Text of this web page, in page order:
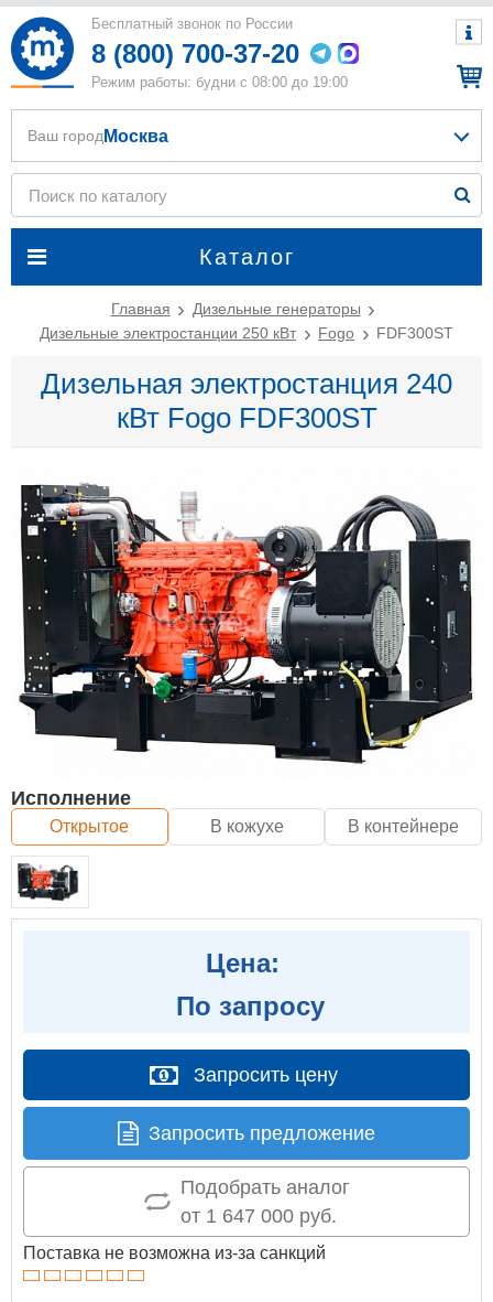
Бесплатный звонок по России
8 (800) 700-37-20
Режим работы: будни с 08:00 до 19:00
Каталог
Ваш город Москва
Главная
Дизельные генераторы
Дизельные электростанции 250 кВт
Fogo FDF300ST
Дизельная электростанция 240
кВт Fogo FDF300ST
Исполнение
Открытое В кожухе В контейнере
Цена:
По запросу
Запросить цену
Запросить предложение
Подобрать аналог
от 1 647 000 руб.
Поставка не возможна из-за санкций